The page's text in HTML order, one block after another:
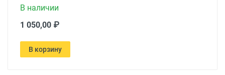
В наличии
1 050,00 ₽
В корзину